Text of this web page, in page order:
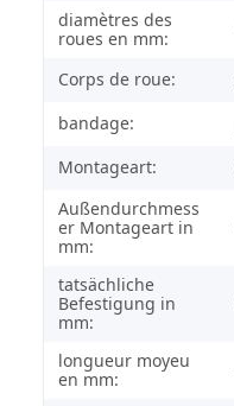
diamètres des
roues en mm:
Corps de roue:
bandage:
Montageart:
Außendurchmess
er Montageart in
mm:
tatsächliche
Befestigung in
mm:
longueur moyeu
en mm: